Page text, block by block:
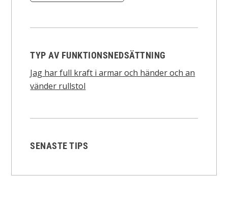
TYP AV FUNKTIONSNEDSÄTTNING
Jag har full kraft i armar och händer och an
vänder rullstol
SENASTE TIPS